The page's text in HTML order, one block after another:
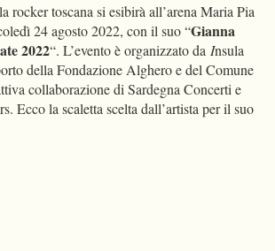
rocker toscana si esibirà all’arena Maria Pia
24 agosto 2022, con il suo “Gianna
2022“. L’evento è organizzato da Insula
della Fondazione Alghero e del Comune
collaborazione di Sardegna Concerti e
Ecco la scaletta scelta dall’artista per il suo